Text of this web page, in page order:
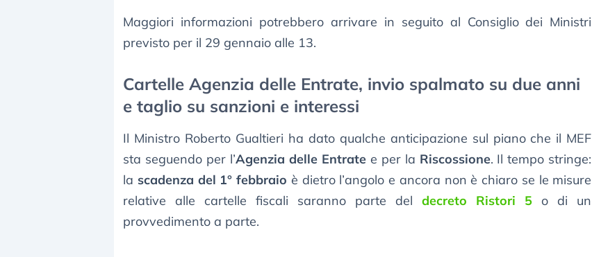
Maggiori informazioni potrebbero arrivare in seguito al Consiglio dei Ministri
previsto per il 29 gennaio alle 13.
Cartelle Agenzia delle Entrate, invio spalmato su due anni
e taglio su sanzioni e interessi
Il Ministro Roberto Gualtieri ha dato qualche anticipazione sul piano che il MEF
sta seguendo per l’Agenzia delle Entratee per la Riscossione. Il tempo stringe:
la scadenza del 1° febbraio è dietro l’angolo e ancora non è chiaro se le misure
relative alle cartelle fiscali saranno parte deldecreto Ristori 5 o di un
provvedimento a parte.